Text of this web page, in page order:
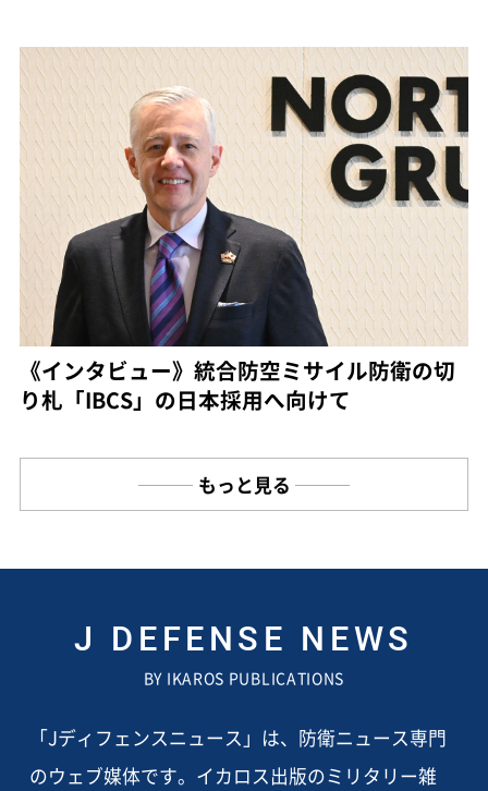
《インタビュー》統合防空ミサイル防衛の切
り札「IBCS」の日本採用へ向けて
もっと見る
J DEFENSE NEWS
BY IKAROS PUBLICATIONS
「Jディフェンスニュース」は、防衛ニュース専門
のウェブ媒体です。イカロス出版のミリタリー雑